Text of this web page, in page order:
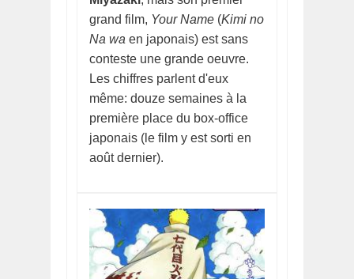
grand film, Your Name (Kimi no
Na wa en japonais) est sans
conteste une grande oeuvre.
Les chiffres parlent d'eux
même: douze semaines à la
première place du box-office
japonais (le film y est sorti en
août dernier).